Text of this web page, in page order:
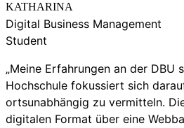
KATHARINA
Digital Business Management
Student
„Meine Erfahrungen an der DBU
Hochschule fokussiert sich
ortsunabhängig zu vermitteln.
digitalen Format über eine